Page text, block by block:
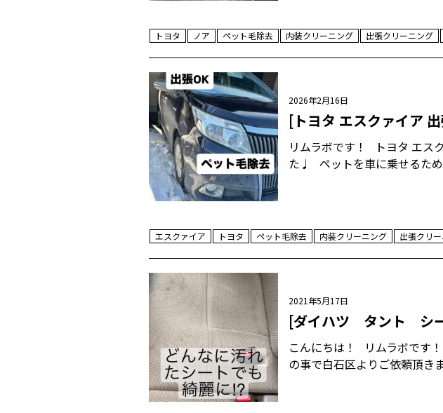
トヨタ ノア ペット毛除去 内装クリーニング 出張クリーニング
2026年2月16日
[トヨタ エスクァイア
リムラボです！ トヨタ エス
た♩ ペットを車に乗せるた
エスクァイア トヨタ ペット毛除去 内装クリーニング 出張クリ
2021年5月17日
[ダイハツ タント シ
こんにちは！ リムラボです
の事で白石区よりご依頼頂